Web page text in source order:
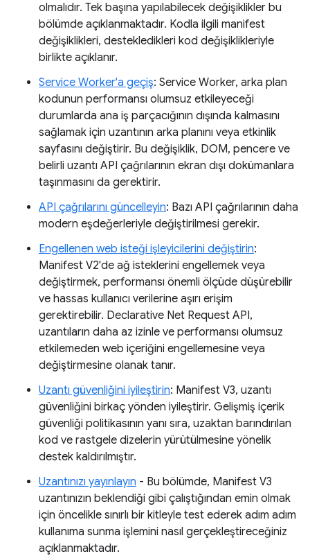
olmalıdır. Tek başına yapılabilecek değişiklikler bu
bölümde açıklanmaktadır. Kodla ilgili manifest
değişiklikleri, destekledikleri kod değişiklikleriyle
birlikte açıklanır.
Service Worker'a geçiş: Service Worker, arka plan
kodunun performansı olumsuz etkileyeceği
durumlarda ana iş parçacığının dışında kalmasını
sağlamak için uzantının arka planını veya etkinlik
sayfasını değiştirir. Bu değişiklik, DOM, pencere ve
belirli uzantı API çağrılarının ekran dışı dokümanlara
taşınmasını da gerektirir.
API çağrılarını güncelleyin: Bazı API çağrılarının daha
modern eşdeğerleriyle değiştirilmesi gerekir.
Engellenen web isteği işleyicilerini değiştirin:
Manifest V2'de ağ isteklerini engellemek veya
değiştirmek, performansı önemli ölçüde düşürebilir
ve hassas kullanıcı verilerine aşırı erişim
gerektirebilir. Declarative Net Request API,
uzantıların daha az izinle ve performansı olumsuz
etkilemeden web içeriğini engellemesine veya
değiştirmesine olanak tanır.
Uzantı güvenliğini iyileştirin: Manifest V3, uzantı
güvenliğini birkaç yönden iyileştirir. Gelişmiş içerik
güvenliği politikasının yanı sıra, uzaktan barındırılan
kod ve rastgele dizelerin yürütülmesine yönelik
destek kaldırılmıştır.
Uzantınızı yayınlayın - Bu bölümde, Manifest V3
uzantınızın beklendiği gibi çalıştığından emin olmak
için öncelikle sınırlı bir kitleyle test ederek adım adım
kullanıma sunma işlemini nasıl gerçekleştireceğiniz
açıklanmaktadır.